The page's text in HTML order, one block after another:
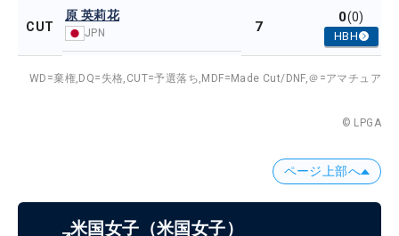
CUT
原 英莉花
JPN 7
0(0)
HBH
WD=棄権, DQ=失格, CUT=予選落ち, MDF=Made Cut/DNF,＠=アマチュア
© LPGA
ページ上部へ
米国女子 （米国女子）